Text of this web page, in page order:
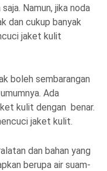
Namun, jika noda
dan cukup banyak
jaket kulit
boleh sembarangan
Ada
kulit dengan benar.
jaket kulit.
dan bahan yang
berupa air suam-